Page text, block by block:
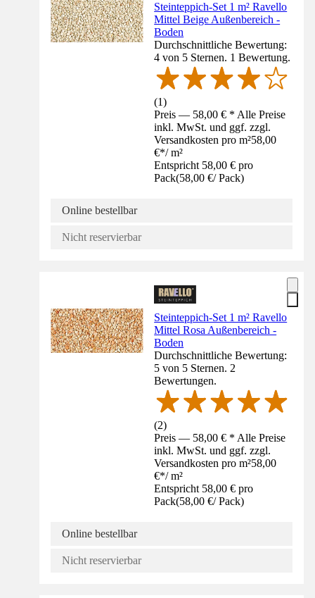
Steinteppich-Set 1 m² Ravello
Mittel Beige Außenbereich -
Boden
Durchschnittliche Bewertung:
4 von 5 Sternen. 1 Bewertung.
(1)
Preis — 58,00 € * Alle Preise
inkl. MwSt. und ggf. zzgl.
Versandkosten pro m²58,00
€*/ m²
Entspricht 58,00 € pro
Pack(58,00 €/ Pack)
Online bestellbar
Nicht reservierbar
Steinteppich-Set 1 m² Ravello
Mittel Rosa Außenbereich -
Boden
Durchschnittliche Bewertung:
5 von 5 Sternen. 2
Bewertungen.
(2)
Preis — 58,00 € * Alle Preise
inkl. MwSt. und ggf. zzgl.
Versandkosten pro m²58,00
€*/ m²
Entspricht 58,00 € pro
Pack(58,00 €/ Pack)
Online bestellbar
Nicht reservierbar